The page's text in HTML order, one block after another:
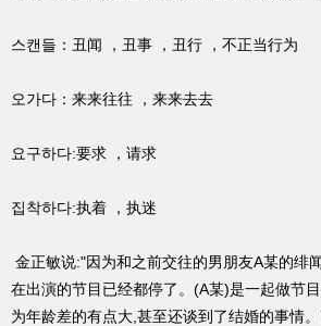
스캔들：丑闻 ，丑事 ，丑行 ，不正当行为
오가다：来来往往 ，来来去去
요구하다:要求 ，请求
집착하다:执着 ，执迷
金正敏说:"因为和之前交往的男朋友A某的绯
在出演的节目已经都停了。(A某)是一起做节
为年龄差的有点大,甚至还谈到了结婚的事情